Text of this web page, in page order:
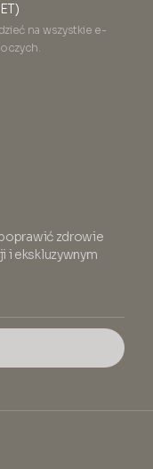
na wszystkie e-
zdrowie
i ekskluzywnym